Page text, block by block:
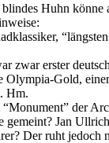
blindes Huhn
zwar erster
Olympia-Gold,
Hm.
der
gemeint? Jan
Der ruht jedoch